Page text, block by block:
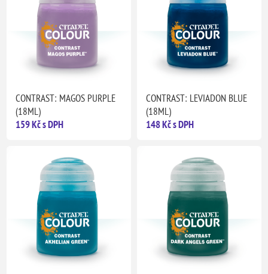
CONTRAST: MAGOS PURPLE
(18ML)
159 Kč s DPH
CONTRAST: LEVIADON BLUE
(18ML)
148 Kč s DPH